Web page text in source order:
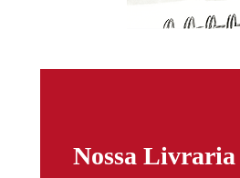
Nossa Livraria